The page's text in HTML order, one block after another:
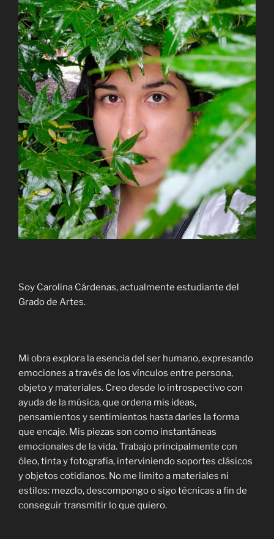
Soy Carolina Cárdenas, actualmente estudiante del
Grado de Artes.
Mi obra explora la esencia del ser humano, expresando
emociones a través de los vínculos entre persona,
objeto y materiales. Creo desde lo introspectivo con
ayuda de la música, que ordena mis ideas,
pensamientos y sentimientos hasta darles la forma
que encaje. Mis piezas son como instantáneas
emocionales de la vida. Trabajo principalmente con
óleo, tinta y fotografía, interviniendo soportes clásicos
y objetos cotidianos. No me limito a materiales ni
estilos: mezclo, descompongo o sigo técnicas a fin de
conseguir transmitir lo que quiero.